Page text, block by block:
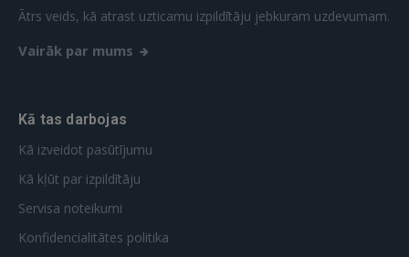
Ātrs veids, kā atrast uzticamu izpildītāju jebkuram uzdevumam.
Vairāk par mums
Kā tas darbojas
Kā izveidot pasūtījumu
Kā kļūt par izpildītāju
Servisa noteikumi
Konfidencialitātes politika